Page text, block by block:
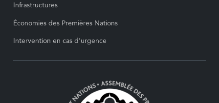
Infrastructures
Économies des Premières Nations
Intervention en cas d’urgence